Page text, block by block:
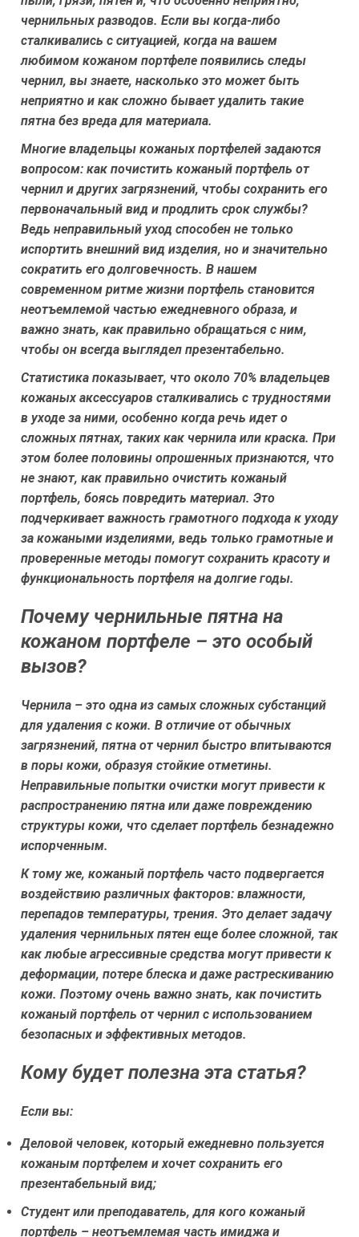
чернильных разводов. Если вы когда-либо
сталкивались с ситуацией, когда на вашем
любимом кожаном портфеле появились следы
чернил, вы знаете, насколько это может быть
неприятно и как сложно бывает удалить такие
пятна без вреда для материала.
Многие владельцы кожаных портфелей задаются
вопросом: как почистить кожаный портфель от
чернил и других загрязнений, чтобы сохранить его
первоначальный вид и продлить срок службы?
Ведь неправильный уход способен не только
испортить внешний вид изделия, но и значительно
сократить его долговечность. В нашем
современном ритме жизни портфель становится
неотъемлемой частью ежедневного образа, и
важно знать, как правильно обращаться с ним,
чтобы он всегда выглядел презентабельно.
Статистика показывает, что около 70% владельцев
кожаных аксессуаров сталкивались с трудностями
в уходе за ними, особенно когда речь идет о
сложных пятнах, таких как чернила или краска. При
этом более половины опрошенных признаются, что
не знают, как правильно очистить кожаный
портфель, боясь повредить материал. Это
подчеркивает важность грамотного подхода к уходу
за кожаными изделиями, ведь только грамотные и
проверенные методы помогут сохранить красоту и
функциональность портфеля на долгие годы.
Почему чернильные пятна на
кожаном портфеле – это особый
вызов?
Чернила – это одна из самых сложных субстанций
для удаления с кожи. В отличие от обычных
загрязнений, пятна от чернил быстро впитываются
в поры кожи, образуя стойкие отметины.
Неправильные попытки очистки могут привести к
распространению пятна или даже повреждению
структуры кожи, что сделает портфель безнадежно
испорченным.
К тому же, кожаный портфель часто подвергается
воздействию различных факторов: влажности,
перепадов температуры, трения. Это делает задачу
удаления чернильных пятен еще более сложной, так
как любые агрессивные средства могут привести к
деформации, потере блеска и даже растрескиванию
кожи. Поэтому очень важно знать, как почистить
кожаный портфель от чернил с использованием
безопасных и эффективных методов.
Кому будет полезна эта статья?
Если вы:
Деловой человек, который ежедневно пользуется
кожаным портфелем и хочет сохранить его
презентабельный вид;
Студент или преподаватель, для кого кожаный
портфель – неотъемлемая часть имиджа и